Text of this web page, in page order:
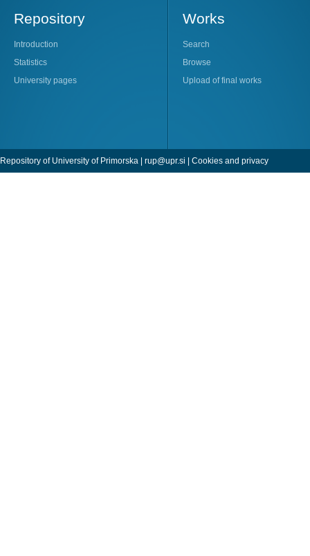
Repository
Introduction
Statistics
University pages
Works
Search
Browse
Upload of final works
Repository of University of Primorska | rup@upr.si | Cookies and privacy